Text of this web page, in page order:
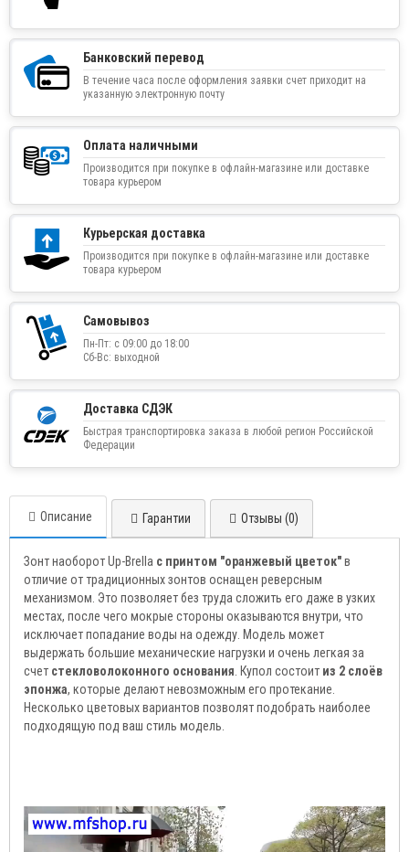
Банковский перевод
В течение часа после оформления заявки счет приходит на
указанную электронную почту
Оплата наличными
Производится при покупке в офлайн-магазине или доставке
товара курьером
Курьерская доставка
Производится при покупке в офлайн-магазине или доставке
товара курьером
Самовывоз
Пн-Пт: с 09:00 до 18:00
Сб-Вс: выходной
Доставка СДЭК
Быстрая транспортировка заказа в любой регион Российской
Федерации
Описание Гарантии Отзывы (0)
Зонт наоборот Up-Brella с принтом "оранжевый цветок"в
отличие от традиционных зонтов оснащен реверсным
механизмом. Это позволяет без труда сложить его даже в узких
местах, после чего мокрые стороны оказываются внутри, что
исключает попадание воды на одежду. Модель может
выдержать большие механические нагрузки и очень легкая за
счет стекловолоконного основания . Купол состоит из 2 слоёв
эпонжа, которые делают невозможным его протекание.
Несколько цветовых вариантов позволят подобрать наиболее
подходящую под ваш стиль модель.